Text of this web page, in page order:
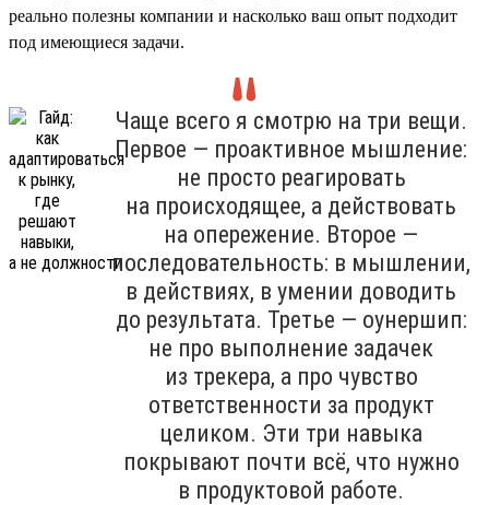
реально полезны компании и насколько ваш опыт подходит
под имеющиеся задачи.
Чаще всего я смотрю на три вещи.
Первое — проактивное мышление:
не просто реагировать
на происходящее, а действовать
на опережение. Второе —
последовательность: в мышлении,
в действиях, в умении доводить
до результата. Третье — оунершип:
не про выполнение задачек
из трекера, а про чувство
ответственности за продукт
целиком. Эти три навыка
покрывают почти всё, что нужно
в продуктовой работе.